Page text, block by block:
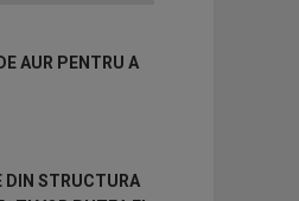
AUR PENTRU A
DIN STRUCTURA